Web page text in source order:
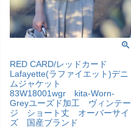
RED CARD/レッドカード
Lafayette(ラファイエット)デニ
ムジャケット
83W18001wgr kita-Worn-
Greyユーズド加工 ヴィンテー
ジ ショート丈 オーバーサイ
ズ 国産ブランド